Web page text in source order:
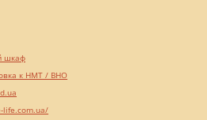
шкаф
к НМТ / ВНО
life.com.ua/